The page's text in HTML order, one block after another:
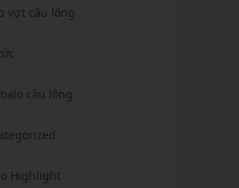
vợt cầu lông
cầu lông
Highlight